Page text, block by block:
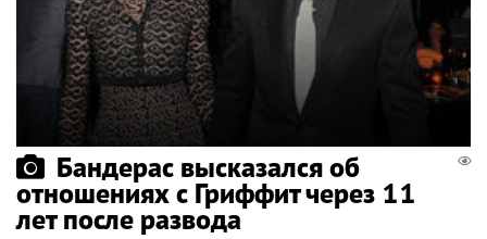
Бандерас высказался об
отношениях с Гриффит через 11
лет после развода